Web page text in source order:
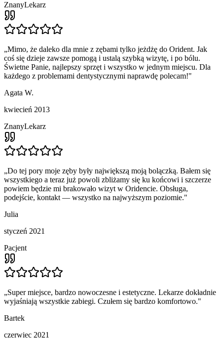
ZnanyLekarz
„Mimo, że daleko dla mnie z zębami tylko jeżdżę do Orident. Jak
coś się dzieje zawsze pomogą i ustalą szybką wizytę, i po bólu.
Świetne Panie, najlepszy sprzęt i wszystko w jednym miejscu. Dla
każdego z problemami dentystycznymi naprawdę polecam!"
Agata W.
kwiecień 2013
ZnanyLekarz
„Do tej pory moje zęby były największą moją bolączką. Bałem się
wszystkiego a teraz już powoli zbliżamy się ku końcowi i szczerze
powiem będzie mi brakowało wizyt w Oridencie. Obsługa,
podejście, kontakt — wszystko na najwyższym poziomie."
Julia
styczeń 2021
Pacjent
„Super miejsce, bardzo nowoczesne i estetyczne. Lekarze dokładnie
wyjaśniają wszystkie zabiegi. Czułem się bardzo komfortowo."
Bartek
czerwiec 2021